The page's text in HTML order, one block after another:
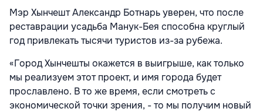
Мэр Хынчешт Александр Ботнарь уверен, что после
реставрации усадьба Манук-Бея способна круглый
год привлекать тысячи туристов из-за рубежа.
«Город Хынчешты окажется в выигрыше, как только
мы реализуем этот проект, и имя города будет
прославлено. В то же время, если смотреть с
экономической точки зрения, - то мы получим новый